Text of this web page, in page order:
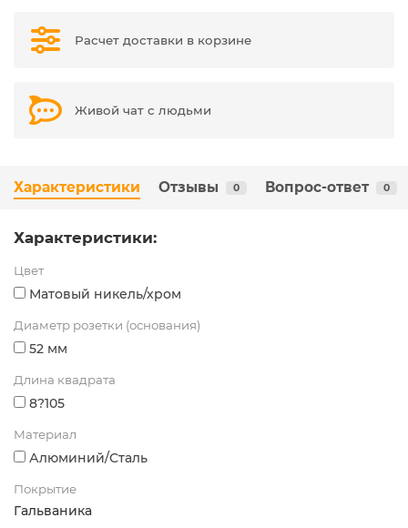
Расчет доставки в корзине
Живой чат с людьми
Характеристики Отзывы 0 Вопрос-ответ 0
Характеристики:
Цвет
Матовый никель/хром
Диаметр розетки (основания)
52 мм
Длина квадрата
8?105
Материал
Алюминий/Сталь
Покрытие
Гальваника